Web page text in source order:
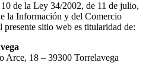
de la Ley 34/2002, de 11 de julio,
la Información y del Comercio
sitio web es titularidad de:
Arce, 18 – 39300 Torrelavega